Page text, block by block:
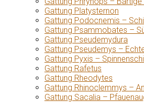
Gattung Platysternon
Gattung Podocnemis –
Gattung Psammobates –
Gattung Pseudemydura
Gattung Pseudemys –
Gattung Pyxis –
Gattung Rafetus
Gattung Rheodytes
Gattung Rhinoclemmys –
Gattung Sacalia –